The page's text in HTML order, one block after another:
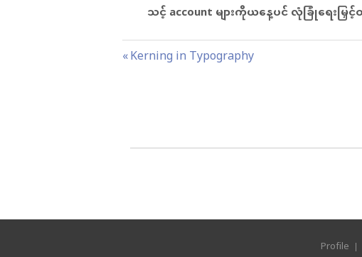
သင့်account များကိုယနေ့ပင် လုံခြုံရေးမြှ
P
g
P
o
P
Kerning in Typography
Profile